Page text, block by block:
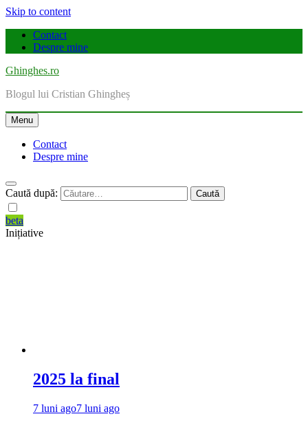
Skip to content
Contact
Despre mine
Ghinghes.ro
Blogul lui Cristian Ghingheș
Menu
Contact
Despre mine
Caută după:
beta
Inițiative
2025 la final
7 luni ago7 luni ago